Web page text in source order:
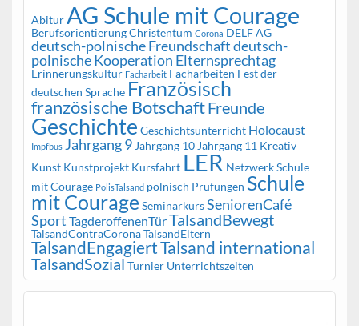
AbiturAG Schule mit Courage
BerufsorientierungChristentum Corona DELF AG
deutsch-polnische Freundschaftdeutsch-
polnische Kooperation Elternsprechtag
Erinnerungskultur Facharbeit Facharbeiten Fest der
deutschen Sprache Französisch
französische BotschaftFreunde
Geschichte Geschichtsunterricht Holocaust
Impfbus Jahrgang 9 Jahrgang 10 Jahrgang 11 Kreativ
Kunst Kunstprojekt Kursfahrt LER Netzwerk Schule
mit Courage PolisTalsand polnisch Prüfungen Schule
mit Courage SeminarkursSeniorenCafé
Sport TagderoffenenTürTalsandBewegt
TalsandContraCoronaTalsandEltern
TalsandEngagiertTalsand international
TalsandSozial Turnier Unterrichtszeiten